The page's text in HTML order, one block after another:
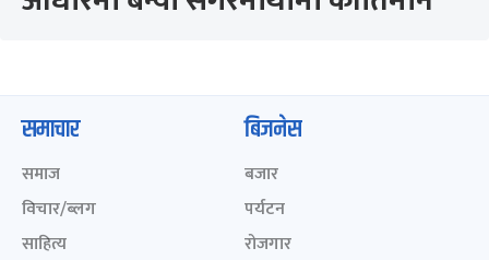
समाचार
समाज
विचार/ब्लग
साहित्य
बिजनेस
बजार
पर्यटन
रोजगार